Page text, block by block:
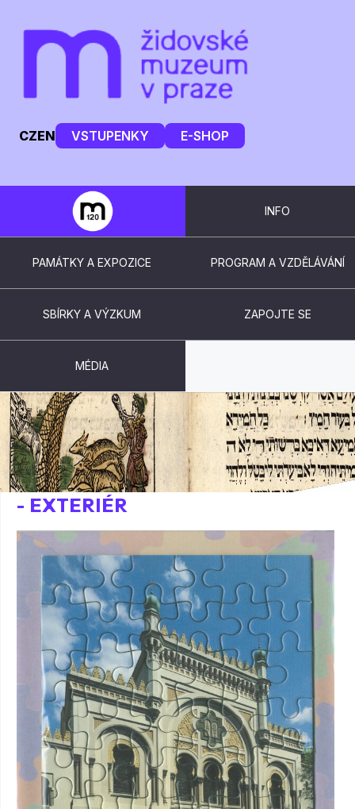
CZEN VSTUPENKY E-SHOP
INFO
PAMÁTKY A EXPOZICE PROGRAM A VZDĚLÁVÁNÍ
SBÍRKY A VÝZKUM ZAPOJTE SE
MÉDIA
PUZZLE - ŠPANĚLSKÁ SYNAGOGA
- EXTERIÉR